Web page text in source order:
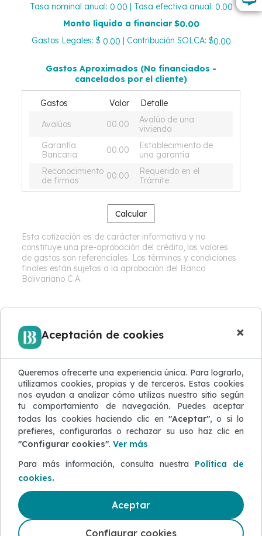
Aceptación de cookies ×
Queremos ofrecerte una experiencia única. Para lograrlo,
utilizamos cookies, propias y de terceros. Estas cookies
nos ayudan a analizar cómo utilizas nuestro sitio según
tu comportamiento de navegación. Puedes aceptar
todas las cookies haciendo clic en "Aceptar", o si lo
prefieres, configurarlas o rechazar su uso haz clic en
"Configurar cookies". Ver más
Para más información, consulta nuestra Política de
cookies.
Configurar cookies
Aceptar
Tasa nominal anual: 0.00 | Tasa efectiva anual: 0.00
Monto líquido a financiar $0.00
Gastos Legales: $ 0.00 | Contribución SOLCA: $0.00
Gastos Aproximados (No financiados -
cancelados por el cliente)
Gastos Valor
Detalle
Avalúos
00.00
Avalúo de una
vivienda
Garantía
Bancaria
00.00
Establecimiento de
una garantía
Reconocimiento
de firmas
00.00
Requerido en el
Trámite
Calcular
Esta cotización es de carácter informativa y no
constituye una pre-aprobación del crédito, los valores
de gastos son referenciales. Los términos y condiciones
finales están sujetas a la aprobación del Banco
Bolivariano C.A.
Productos relacionados
Simulador
Vivienda
Simulador
Remodelación